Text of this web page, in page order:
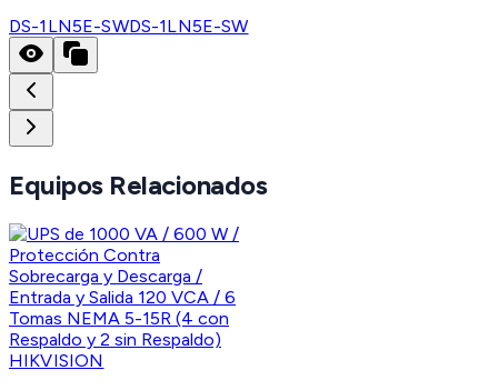
DS-1LN5E-SWDS-1LN5E-SW
Equipos Relacionados
HIKVISION